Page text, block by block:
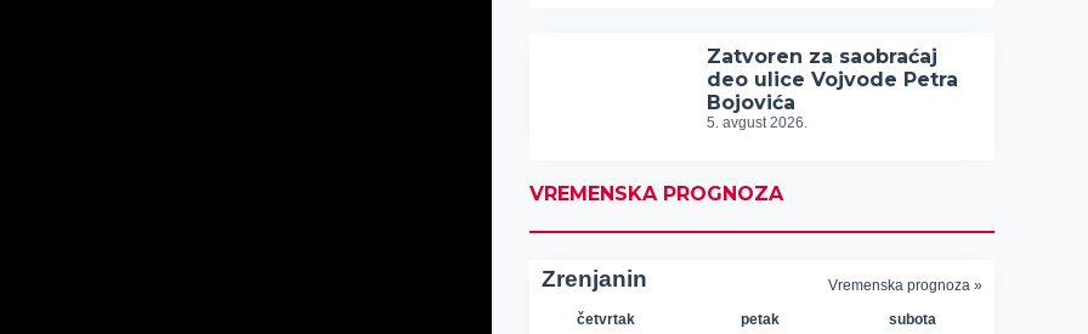
Zatvoren za saobraćaj
deo ulice Vojvode Petra
Bojovića
5. avgust 2026.
VREMENSKA PROGNOZA